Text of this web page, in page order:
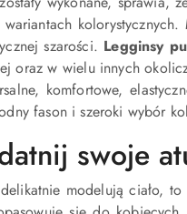
szarości. Legginsy
oraz w wielu innych
komfortowe,
fason i szeroki wybór
swoje
modelują ciało, to